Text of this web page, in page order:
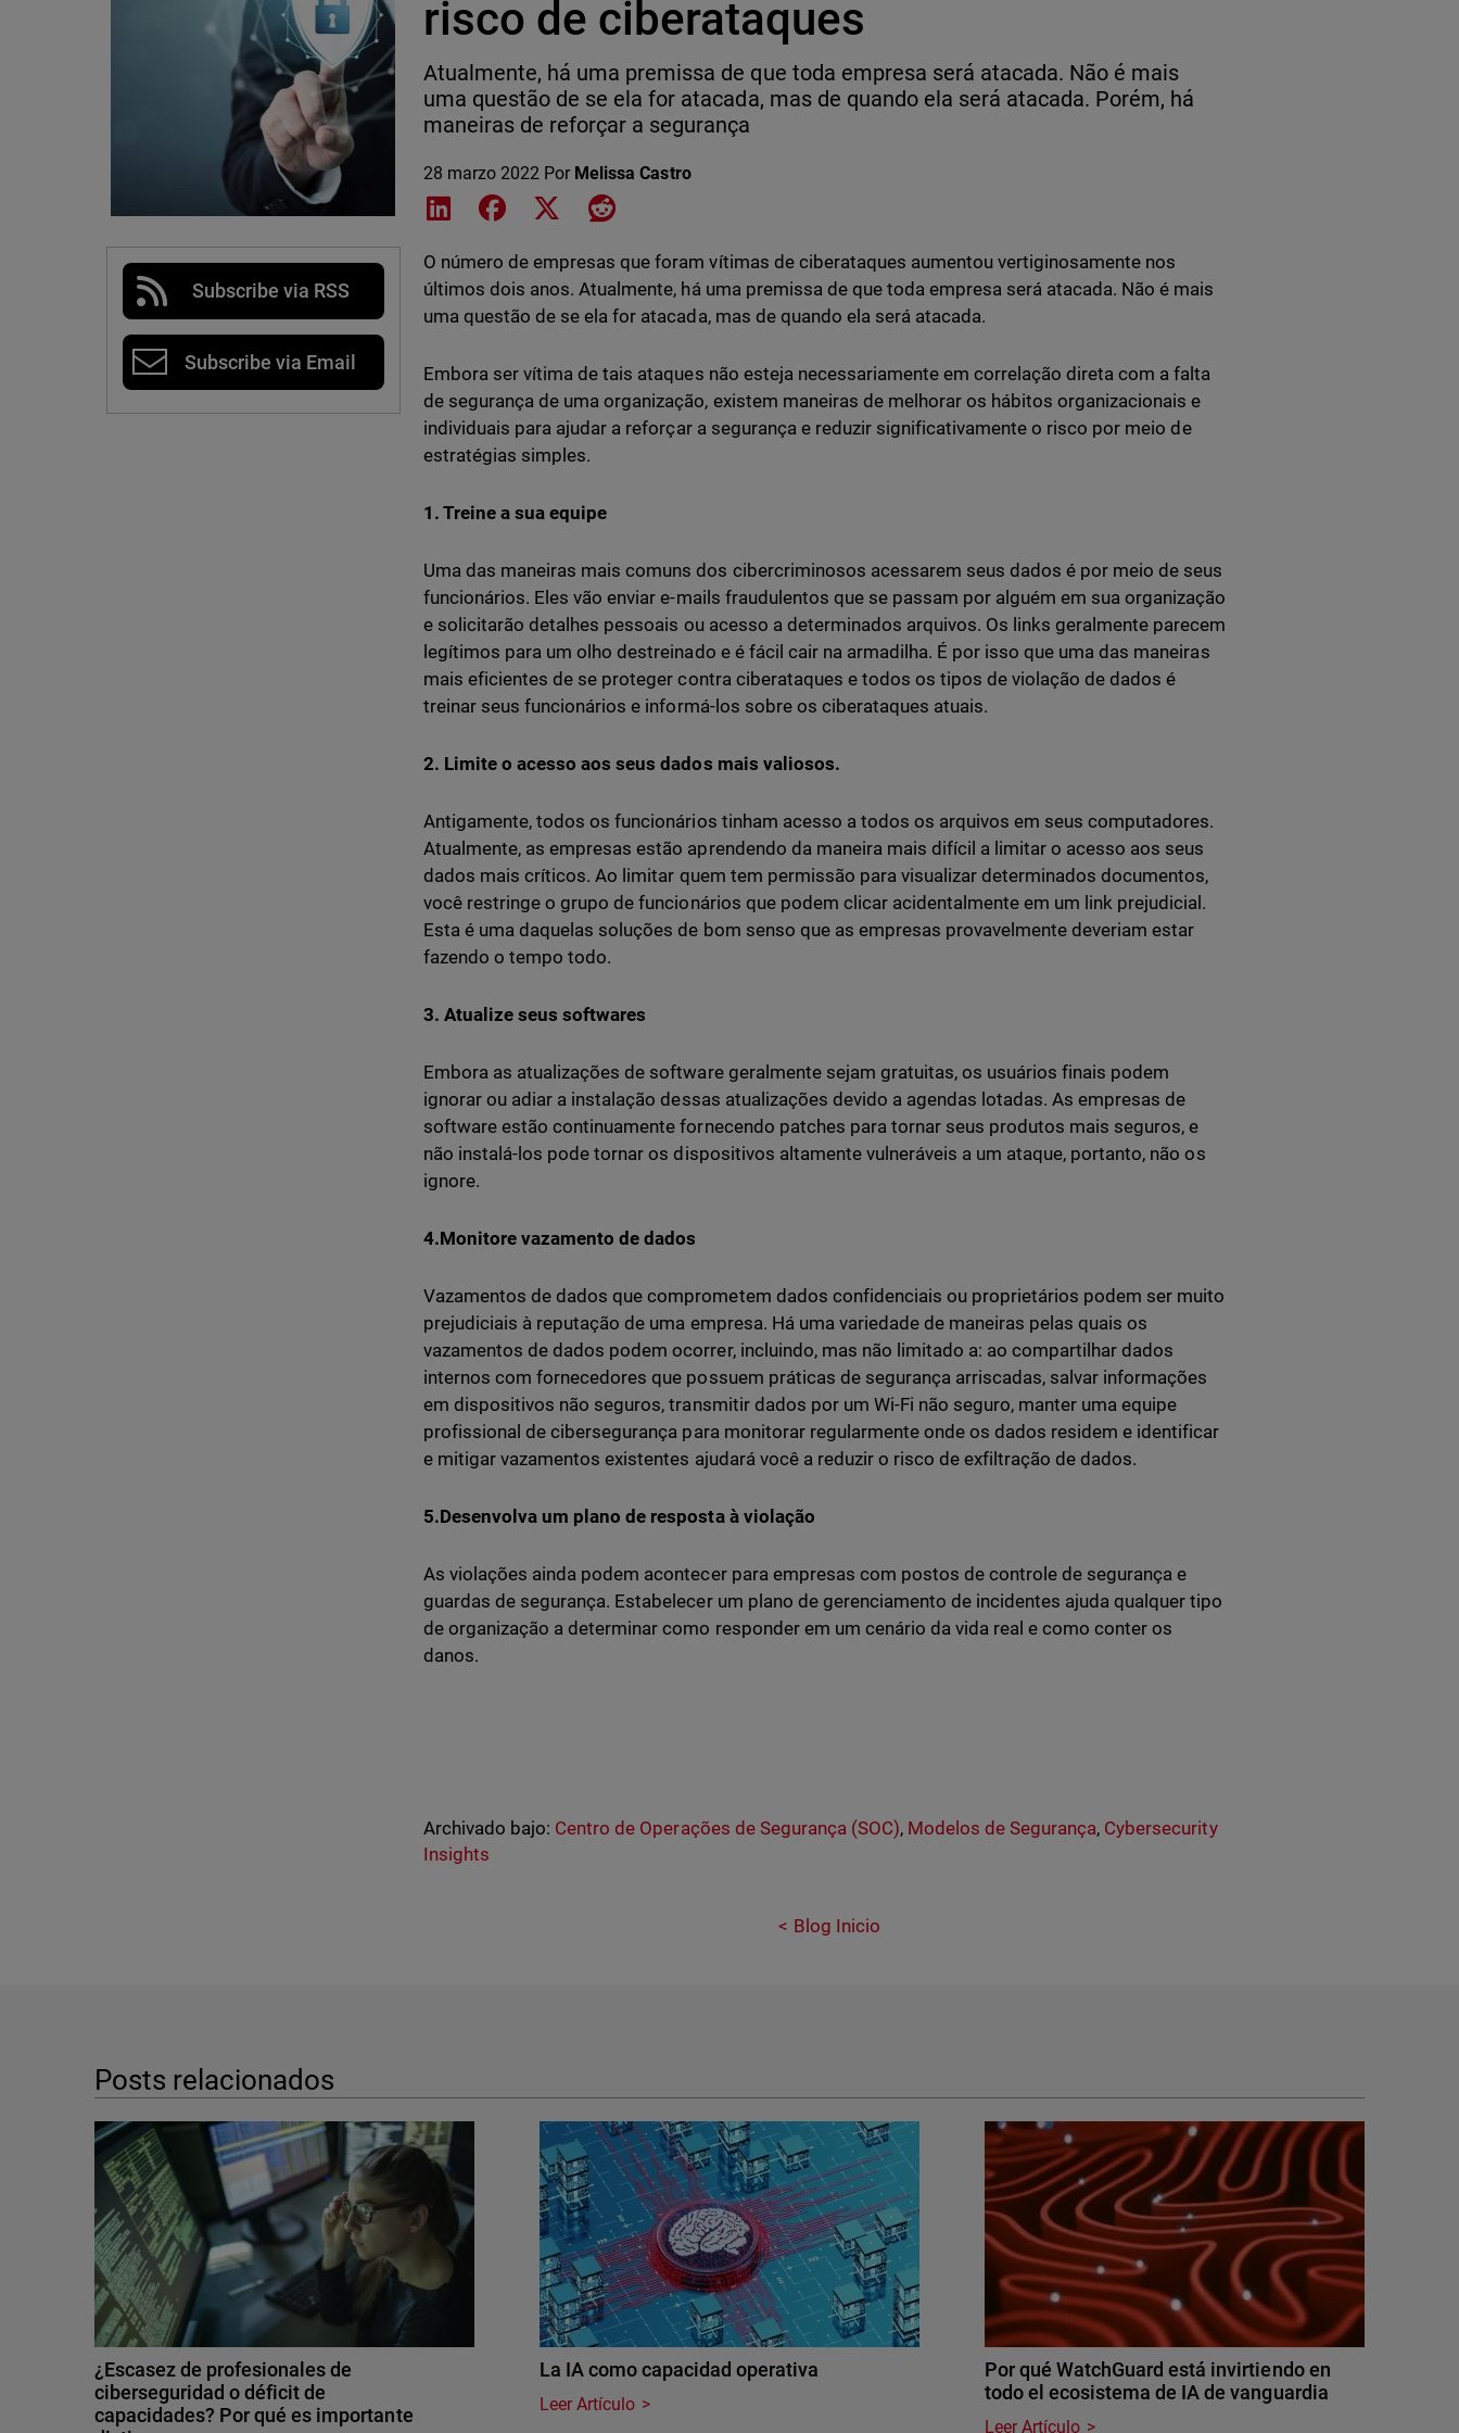
Subscribe via RSS
Subscribe via Email
risco de ciberataques
Atualmente, há uma premissa de que toda empresa será atacada. Não é mais
uma questão de se ela for atacada, mas de quando ela será atacada. Porém, há
maneiras de reforçar a segurança
28 marzo 2022 Por Melissa Castro
Share on LinkedIn
Share on Facebook
Share on XShare on Reddit
O número de empresas que foram vítimas de ciberataques aumentou vertiginosamente nos
últimos dois anos. Atualmente, há uma premissa de que toda empresa será atacada. Não é mais
uma questão de se ela for atacada, mas de quando ela será atacada.
Embora ser vítima de tais ataques não esteja necessariamente em correlação direta com a falta
de segurança de uma organização, existem maneiras de melhorar os hábitos organizacionais e
individuais para ajudar a reforçar a segurança e reduzir significativamente o risco por meio de
estratégias simples.
1. Treine a sua equipe
Uma das maneiras mais comuns dos cibercriminosos acessarem seus dados é por meio de seus
funcionários. Eles vão enviar e-mails fraudulentos que se passam por alguém em sua organização
e solicitarão detalhes pessoais ou acesso a determinados arquivos. Os links geralmente parecem
legítimos para um olho destreinado e é fácil cair na armadilha. É por isso que uma das maneiras
mais eficientes de se proteger contra ciberataques e todos os tipos de violação de dados é
treinar seus funcionários e informá-los sobre os ciberataques atuais.
2. Limite o acesso aos seus dados mais valiosos.
Antigamente, todos os funcionários tinham acesso a todos os arquivos em seus computadores.
Atualmente, as empresas estão aprendendo da maneira mais difícil a limitar o acesso aos seus
dados mais críticos. Ao limitar quem tem permissão para visualizar determinados documentos,
você restringe o grupo de funcionários que podem clicar acidentalmente em um link prejudicial.
Esta é uma daquelas soluções de bom senso que as empresas provavelmente deveriam estar
fazendo o tempo todo.
3. Atualize seus softwares
Embora as atualizações de software geralmente sejam gratuitas, os usuários finais podem
ignorar ou adiar a instalação dessas atualizações devido a agendas lotadas. As empresas de
software estão continuamente fornecendo patches para tornar seus produtos mais seguros, e
não instalá-los pode tornar os dispositivos altamente vulneráveis a um ataque, portanto, não os
ignore.
4.Monitore vazamento de dados
Vazamentos de dados que comprometem dados confidenciais ou proprietários podem ser muito
prejudiciais à reputação de uma empresa. Há uma variedade de maneiras pelas quais os
vazamentos de dados podem ocorrer, incluindo, mas não limitado a: ao compartilhar dados
internos com fornecedores que possuem práticas de segurança arriscadas, salvar informações
em dispositivos não seguros, transmitir dados por um Wi-Fi não seguro, manter uma equipe
profissional de cibersegurança para monitorar regularmente onde os dados residem e identificar
e mitigar vazamentos existentes ajudará você a reduzir o risco de exfiltração de dados.
5.Desenvolva um plano de resposta à violação
As violações ainda podem acontecer para empresas com postos de controle de segurança e
guardas de segurança. Estabelecer um plano de gerenciamento de incidentes ajuda qualquer tipo
de organização a determinar como responder em um cenário da vida real e como conter os
danos.
Archivado bajo: Centro de Operações de Segurança (SOC), Modelos de Segurança, Cybersecurity
Insights
Blog Inicio
Posts relacionados
¿Escasez de profesionales de
ciberseguridad o déficit de
capacidades? Por qué es importante
La IA como capacidad operativa
Leer Artículo
Por qué WatchGuard está invirtiendo en
todo el ecosistema de IA de vanguardia
Leer Artículo